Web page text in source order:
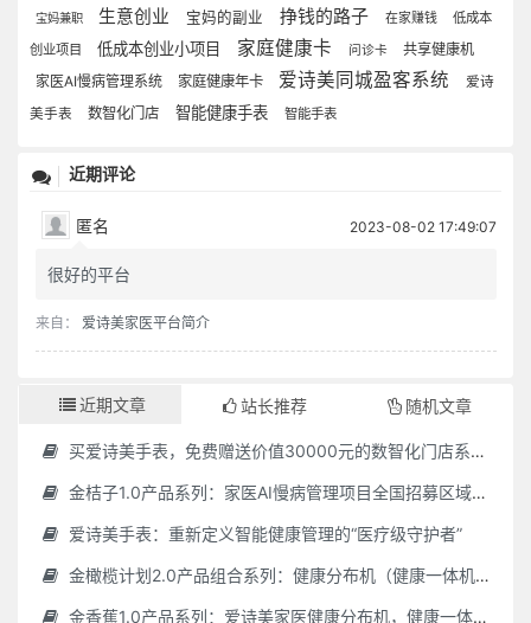
宝妈兼职 生意创业 宝妈的副业 挣钱的路子 在家赚钱
低成本
创业项目
低成本创业小项目 家庭健康卡 问诊卡
共享健康机
家医AI慢病管理系统
家庭健康年卡 爱诗美同城盈客系统
爱诗
美手表
数智化门店 智能健康手表 智能手表
近期评论
匿名 2023-08-02 17:49:07
很好的平台
来自： 爱诗美家医平台简介
近期文章 站长推荐 随机文章
买爱诗美手表，免费赠送价值30000元的数智化门店系统一套（含硬件）
金桔子1.0产品系列：家医AI慢病管理项目全国招募区域合伙人，低投入，高回报，长收益
爱诗美手表：重新定义智能健康管理的“医疗级守护者”
金橄榄计划2.0产品组合系列：健康分布机（健康一体机）+慢病管理系统，可落地在健康小屋，社区服务中心等等
金香蕉1.0产品系列：爱诗美家医健康分布机，健康一体机，社区服务中心，药店，健康小屋都需要